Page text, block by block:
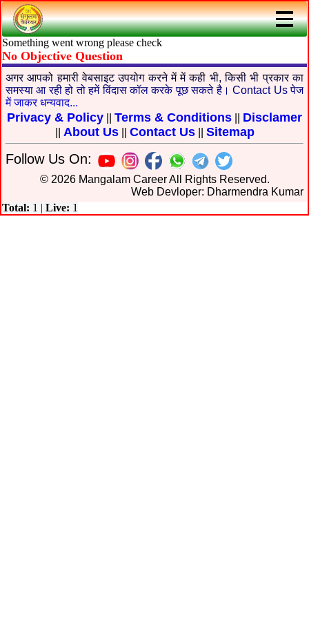
Something went wrong please check
No Objective Question
अगर आपको हमारी वेबसाइट उपयोग करने में में कही भी, किसी भी प्रकार का
समस्या आ रही हो तो हमें विंदास कॉल करके पूछ सकते है। Contact Us पेज
में जाकर धन्यवाद...
Privacy & Policy Terms & Conditions Disclamer
About Us|| Contact Us|| Sitemap
Follow Us On:
© 2026 Mangalam Career All Rights Reserved.
Web Devloper: Dharmendra Kumar
Total: 1 | Live: 1